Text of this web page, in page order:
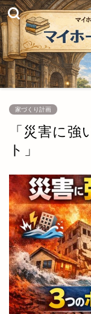
家づくり計画
「災害に
ト」